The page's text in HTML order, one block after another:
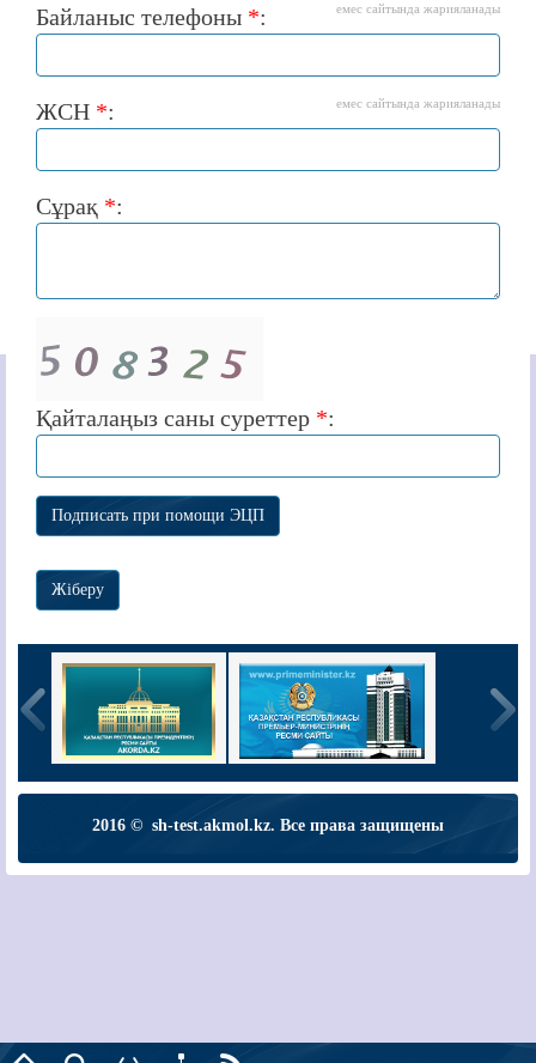
Байланыс телефоны *: емес сайтында жарияланады
ЖСН *: емес сайтында жарияланады
Сұрақ *:
Қайталаңыз саны суреттер *:
2016 © sh-test.akmol.kz. Все права защищены